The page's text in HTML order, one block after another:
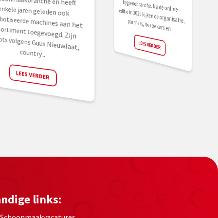
country...
LEES VERDER
editie in 2020 kijken de organisatie, partners, bezoekers en...
LEES VERDER
links: